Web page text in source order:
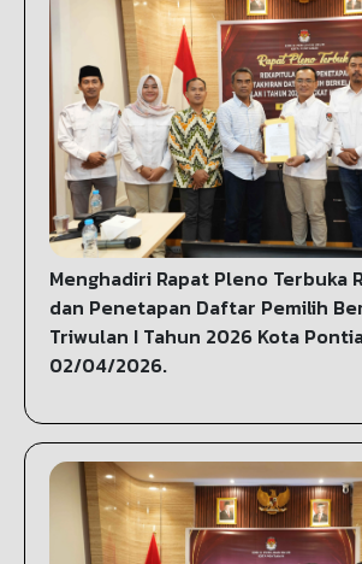
Menghadiri Rapat Pleno Terbuka
dan Penetapan Daftar Pemilih
Triwulan I Tahun 2026 Kota
02/04/2026.